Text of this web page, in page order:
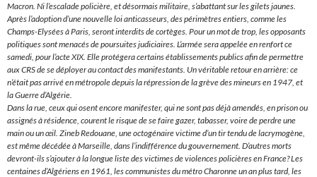
Macron. Ni l’escalade policière, et désormais militaire, s’abattant sur les gilets jaunes.
Après l’adoption d’une nouvelle loi anticasseurs, des périmètres entiers, comme les
Champs-Elysées à Paris, seront interdits de cortèges. Pour un mot de trop, les opposants
politiques sont menacés de poursuites judiciaires. L’armée sera appelée en renfort ce
samedi, pour l’acte XIX. Elle protégera certains établissements publics afin de permettre
aux CRS de se déployer au contact des manifestants. Un véritable retour en arrière: ce
n’était pas arrivé en métropole depuis la répression de la grève des mineurs en 1947, et
la Guerre d’Algérie.
Dans la rue, ceux qui osent encore manifester, qui ne sont pas déjà amendés, en prison ou
assignés à résidence, courent le risque de se faire gazer, tabasser, voire de perdre une
main ou un œil. Zineb Redouane, une octogénaire victime d’un tir tendu de lacrymogène,
est même décédée à Marseille, dans l’indifférence du gouvernement. D’autres morts
devront-ils s’ajouter à la longue liste des victimes de violences policières en France? Les
centaines d’Algériens en 1961, les communistes du métro Charonne un an plus tard, les